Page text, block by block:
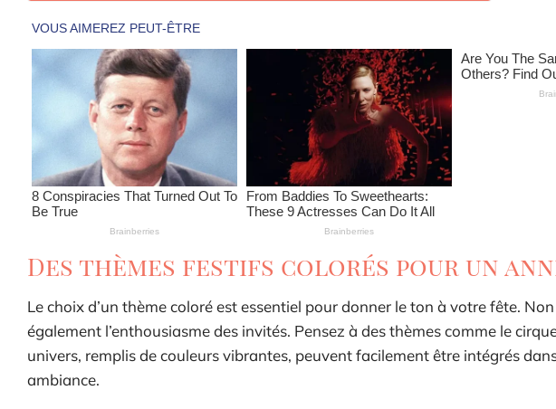
Des thèmes festifs colorés pour un
Le choix d’un thème coloré est essentiel pour donner le ton à votre fête.
également l’enthousiasme des invités. Pensez à des thèmes comme le
univers, remplis de couleurs vibrantes, peuvent facilement être intégrés
ambiance.